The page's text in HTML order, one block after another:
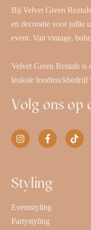
Bij Velvet Green
en decoratie voor jullie
event. Van vintage,
Velvet Green Rentals is
leukste foodtruckbedrijf
Volg ons op
Styling
Eventstyling
Partystyling